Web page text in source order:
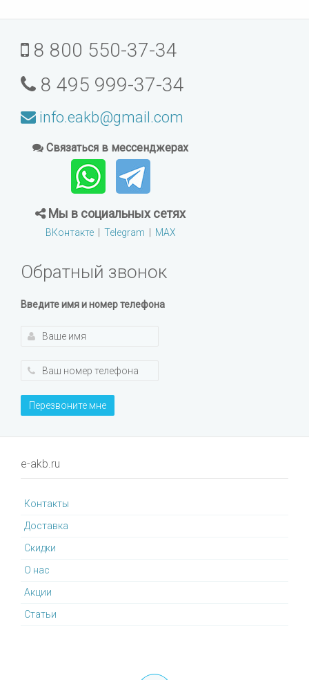
8 800 550-37-34
8 495 999-37-34
info.eakb@gmail.com
Связаться в мессенджерах
Мы в социальных сетях
ВКонтакте| Telegram | MAX
Обратный звонок
Введите имя и номер телефона
Перезвоните мне
e-akb.ru
Контакты
Доставка
Cкидки
О нас
Акции
Статьи